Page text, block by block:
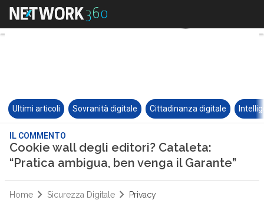
Ultimi articoli Sovranità digitale Cittadinanza digitale
IL COMMENTO
Cookie wall degli editori? Cataleta:
“Pratica ambigua, ben venga il Garante”
Home Sicurezza Digitale Privacy